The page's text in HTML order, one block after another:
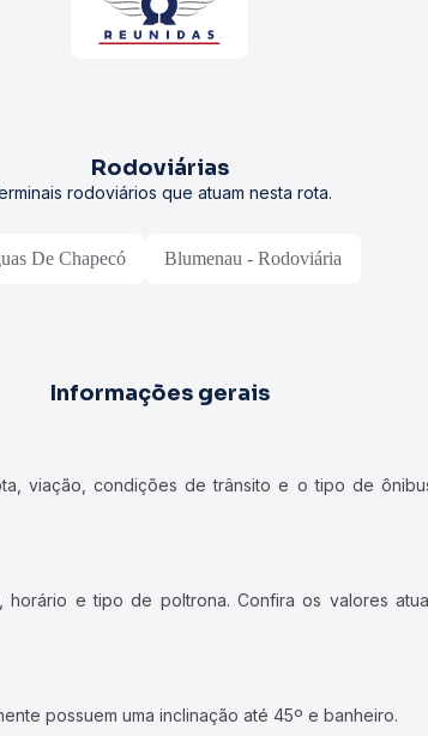
Rodoviárias
rodoviários que atuam nesta rota.
De Chapecó Blumenau - Rodoviária
Informações gerais
viação, condições de trânsito e o tipo de
e tipo de poltrona. Confira os valores
possuem uma inclinação até 45º e banheiro.